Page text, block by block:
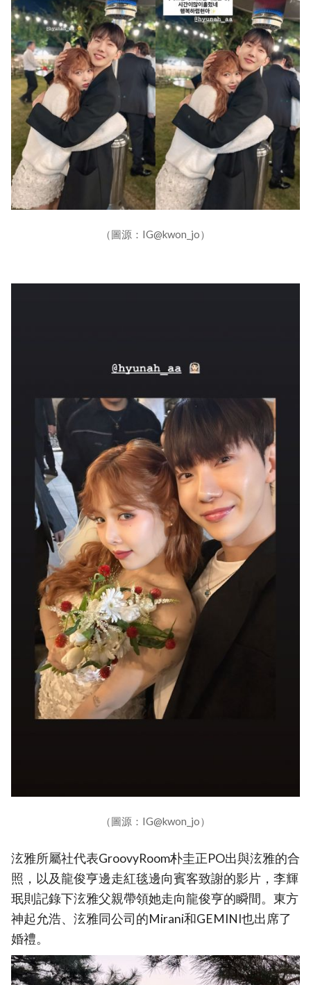
（圖源：IG@kwon_jo）
（圖源：IG@kwon_jo）
泫雅所屬社代表GroovyRoom朴圭正PO出與泫雅的合
照，以及龍俊亨邊走紅毯邊向賓客致謝的影片，李輝
珉則記錄下泫雅父親帶領她走向龍俊亨的瞬間。東方
神起允浩、泫雅同公司的Mirani和GEMINI也出席了
婚禮。